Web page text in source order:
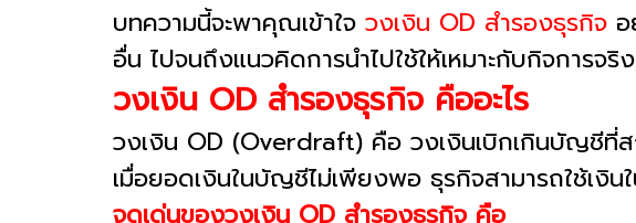
บทความนี้จะพาคุณเข้าใจ วงเงิน OD สำรองธุรกิจ
อื่น ไปจนถึงแนวคิดการนำไปใช้ให้เหมาะกับกิจการจริง
วงเงิน OD สำรองธุรกิจ คืออะไร
วงเงิน OD (Overdraft) คือ วงเงินเบิกเกินบัญชีที่
เมื่อยอดเงินในบัญชีไม่เพียงพอ ธุรกิจสามารถใช้เงิ
จุดเด่นของวงเงิน OD สำรองธุรกิจ คือ